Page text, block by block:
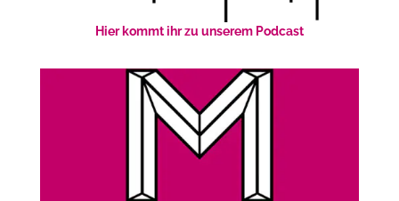
Hier kommt ihr zu unserem Podcast